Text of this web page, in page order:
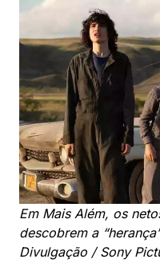
Em Mais Além, os
descobrem a
Divulgação / Sony